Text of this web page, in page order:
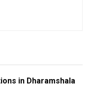
in Dharamshala